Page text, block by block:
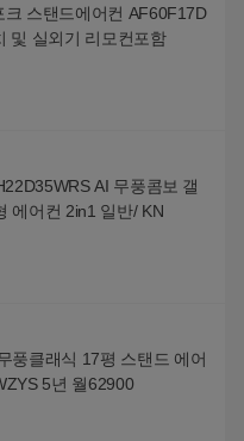
크 스탠드에어컨 AF60F17D
및 실외기 리모컨포함
AI 무풍콤보 갤
에어컨 2in1 일반/ KN
풍클래식 17평 스탠드 에어
5년 월62900